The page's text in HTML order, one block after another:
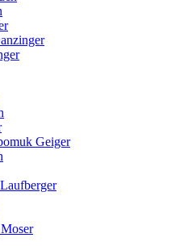
Geiger